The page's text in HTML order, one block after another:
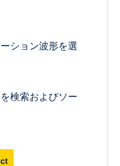
ション波形を選
検索およびソー